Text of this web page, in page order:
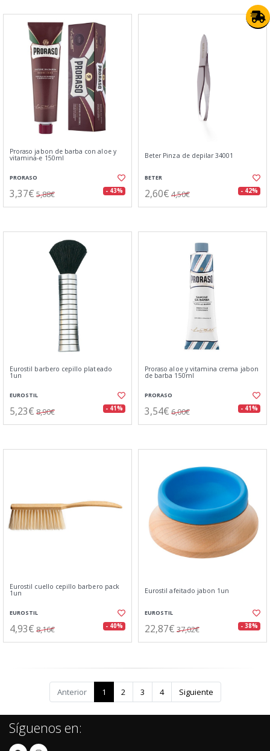
Proraso jabon de barba con aloe y
vitamina-e 150ml
PRORASO
3,37€ 5,88€ - 43%
Beter Pinza de depilar 34001
BETER
2,60€ 4,50€ - 42%
Eurostil barbero cepillo plateado
1un
EUROSTIL
5,23€ 8,90€ - 41%
Proraso aloe y vitamina crema jabon
de barba 150ml
PRORASO
3,54€ 6,00€ - 41%
Eurostil cuello cepillo barbero pack
1un
EUROSTIL
4,93€ 8,16€ - 40%
Eurostil afeitado jabon 1un
EUROSTIL
22,87€ 37,02€ - 38%
Anterior 1 2 3 4 Siguiente
Síguenos en: